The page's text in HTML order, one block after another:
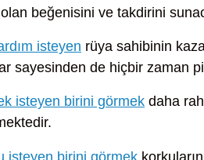
beğenisini ve takdirini
isteyen rüya sahibinin
sayesinden de hiçbir zaman
isteyen birini görmek daha
isteyen birini görmek